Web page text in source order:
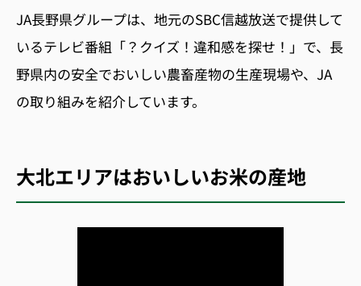
JA長野県グループは、地元のSBC信越放送で提供して
いるテレビ番組「？クイズ！違和感を探せ！」で、長
野県内の安全でおいしい農畜産物の生産現場や、JA
の取り組みを紹介しています。
大北エリアはおいしいお米の産地